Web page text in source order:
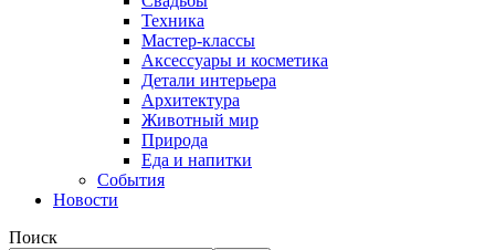
Техника
Мастер-классы
Аксессуары и косметика
Детали интерьера
Архитектура
Животный мир
Природа
Еда и напитки
События
Новости
Поиск